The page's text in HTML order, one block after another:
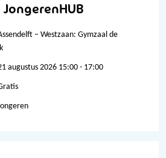
JongerenHUB
– Westzaan: Gymzaal de
augustus 2026 15:00 - 17:00